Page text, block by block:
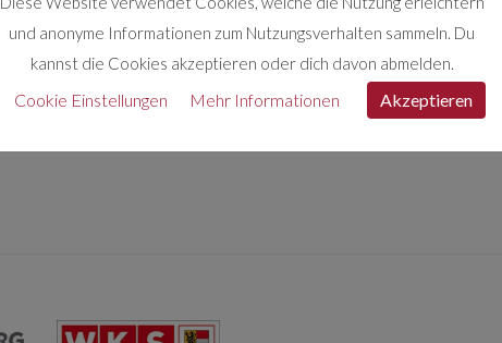
und anonyme Informationen zum Nutzungsverhalten sammeln. Du
kannst die Cookies akzeptieren oder dich davon abmelden.
Cookie Einstellungen Mehr Informationen Akzeptieren